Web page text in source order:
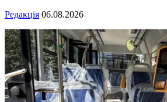
Редакція 06.08.2026